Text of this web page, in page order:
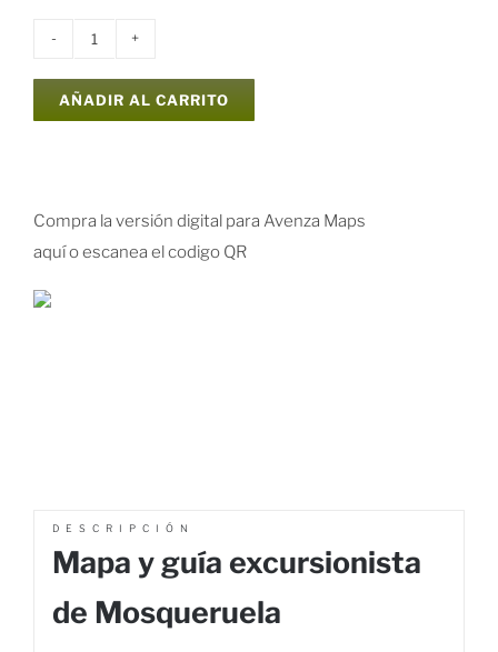
y
AÑADIR AL CARRITO
Compra la versión digital para Avenza Maps
aquí o escanea el codigo QR
DESCRIPCIÓN
Mapa y guía excursionista
de Mosqueruela